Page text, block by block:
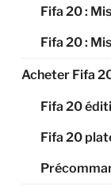
Fifa 20 :
Fifa 20 :
Acheter Fifa
Fifa 20
Fifa 20